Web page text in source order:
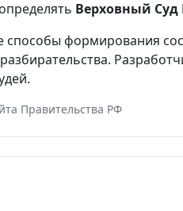
Верховный Суд
формирования
Правительства РФ